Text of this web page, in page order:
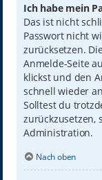
Ich habe mein
Das ist nicht
Passwort nicht
zurücksetzen.
Anmelde-Seite
klickst und den
schnell wieder
Solltest du
zurückzusetzen,
Administration.
Nach oben